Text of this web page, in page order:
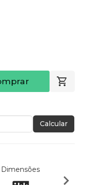
Calcular
Dimensões